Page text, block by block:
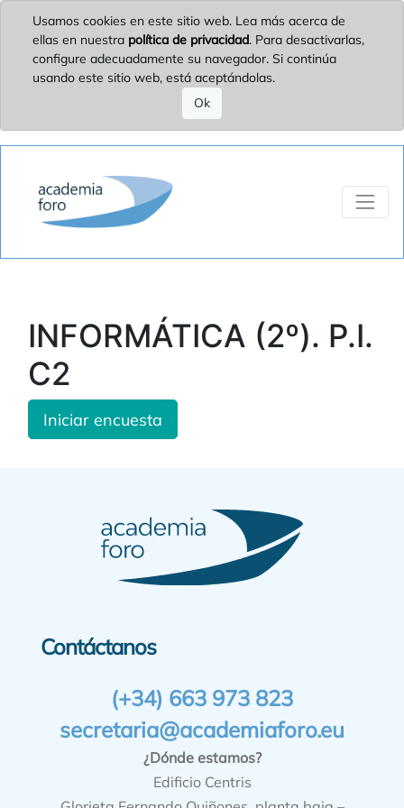
Usamos cookies en este sitio web. Lea más acerca de
ellas en nuestra política de privacidad. Para desactivarlas,
configure adecuadamente su navegador. Si continúa
usando este sitio web, está aceptándolas.
Ok
INFORMÁTICA (2º). P.I.
C2
Iniciar encuesta
Contáctanos
(+34) 663 973 823
secretaria@academiaforo.eu
¿Dónde estamos?
Edificio Centris